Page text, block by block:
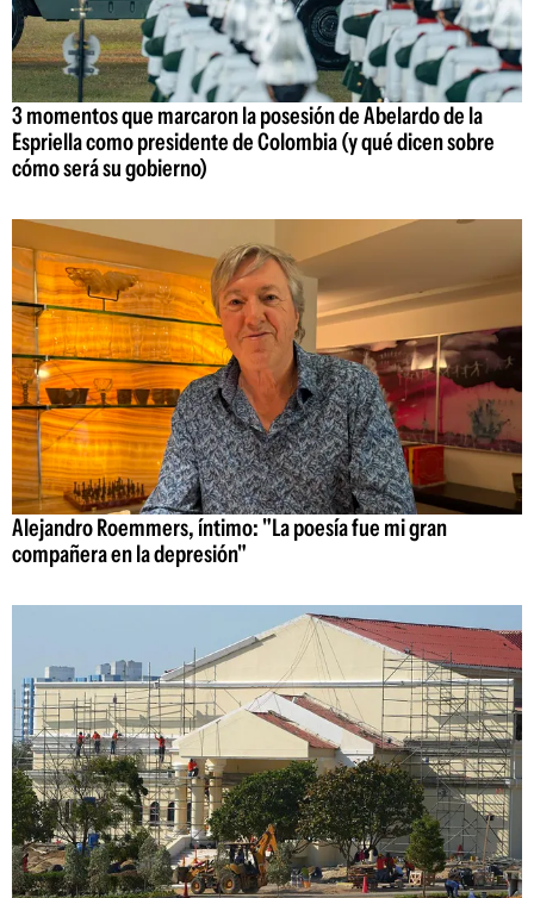
3 momentos que marcaron la posesión de Abelardo de la
Espriella como presidente de Colombia (y qué dicen sobre
cómo será su gobierno)
Alejandro Roemmers, íntimo: "La poesía fue mi gran
compañera en la depresión"